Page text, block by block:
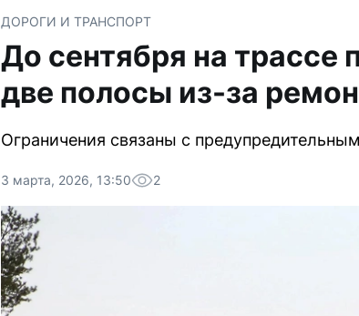
ДОРОГИ И ТРАНСПОРТ
До сентября на
две полосы из-за
Ограничения связаны с
3 марта, 2026, 13:50 2